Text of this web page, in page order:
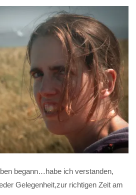
begann…habe ich verstanden,
Gelegenheit,zur richtigen Zeit am